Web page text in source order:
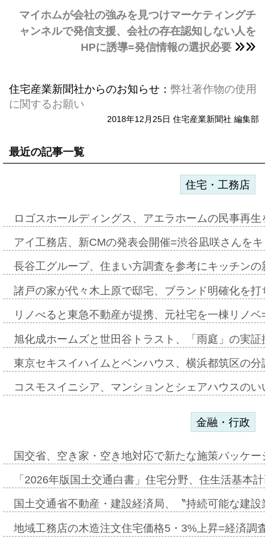
マイホムが会社の強みを見つけマーケティングチ
ャンネルで発信支援、会社の存在認知しない人を
HPに誘導=発信情報の選択必要
住宅産業新聞社からのお知らせ： 弊社著作物の使用
に関するお願い
2018年12月25日 住宅産業新聞社 編集部
最近の記事一覧
住宅・工務店
ロゴスホールディングス、アエラホームの民事再
アイ工務店、新CMの発表会開催=渋谷凪咲さんを
長谷工グループ、住まい方調査を参考にキッチン
諸戸の家が代々木上原で邸宅、ブランド明確化を
リノべると東急不動産が提携、元社宅を一棟リノ
旭化成ホームズと世田谷トラスト、「雨庭」の実
東京セキスイハイムとベンハウス、横浜都筑区の
コスモスイニシア、マンションとシェアハウスの
金融・行政
国交省、空き家・空き地対応で新たな施策パッケ
「2026年版国土交通白書」住宅分野、住生活基本
国土交通省不動産・建設経済局、〝持続可能な建
地域工務店の木造注文住宅価格5・3%上昇=経済調